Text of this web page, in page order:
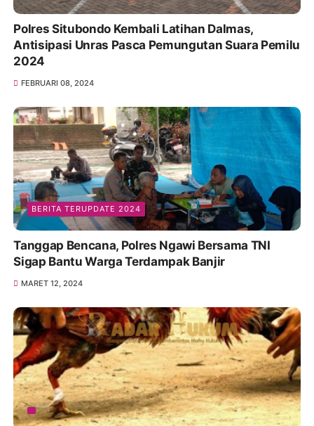
Polres Situbondo Kembali Latihan Dalmas,
Antisipasi Unras Pasca Pemungutan Suara Pemilu
2024
FEBRUARI 08, 2024
BERITA TERUPDATE 2024
Tanggap Bencana, Polres Ngawi Bersama TNI
Sigap Bantu Warga Terdampak Banjir
MARET 12, 2024